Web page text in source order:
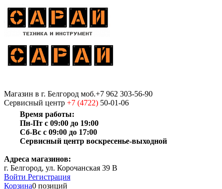
Магазин в г. Белгород моб.+7 962 303-56-90
Сервисный центр +7 (4722) 50-01-06
Время работы:
Пн-Пт с 09:00 до 19:00
Сб-Вс с 09:00 до 17:00
Сервисный центр воскресенье-выходной
Адреса магазинов:
г. Белгород, ул. Корочанская 39 В
Войти Регистрация
Корзина0 позиций